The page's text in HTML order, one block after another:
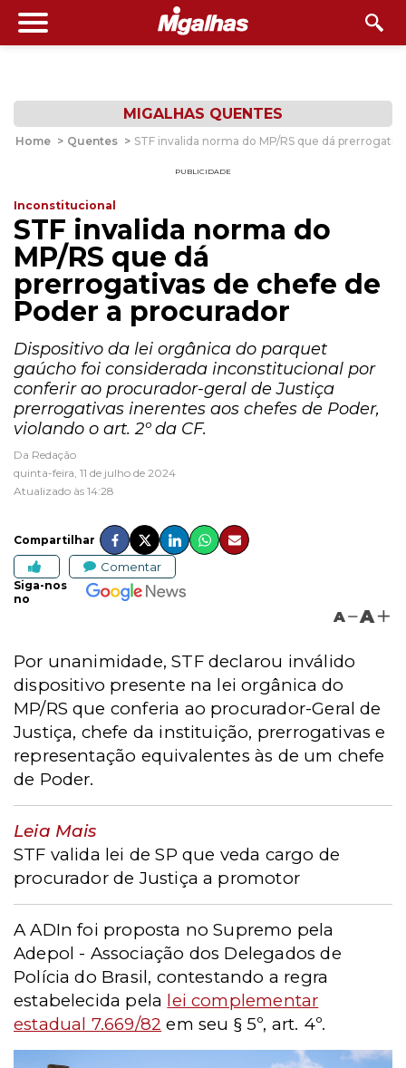
MIGALHAS QUENTES
Home > Quentes > STF invalida norma do MP/RS que dá
PUBLICIDADE
Inconstitucional
STF invalida norma do
MP/RS que dá
prerrogativas de chefe de
Poder a procurador
Dispositivo da lei orgânica do parquet
gaúcho foi considerada inconstitucional por
conferir ao procurador-geral de Justiça
prerrogativas inerentes aos chefes de Poder,
violando o art. 2º da CF.
Da Redação
quinta-feira, 11 de julho de 2024
Atualizado às 14:28
Compartilhar
Comentar
Siga-nos
no
A A
Por unanimidade, STF declarou inválido
dispositivo presente na lei orgânica do
MP/RS que conferia ao procurador-Geral de
Justiça, chefe da instituição, prerrogativas e
representação equivalentes às de um chefe
de Poder.
Leia Mais
STF valida lei de SP que veda cargo de
procurador de Justiça a promotor
A ADIn foi proposta no Supremo pela
Adepol - Associação dos Delegados de
Polícia do Brasil, contestando a regra
estabelecida pela lei complementar
estadual 7.669/82 em seu § 5º, art. 4º.